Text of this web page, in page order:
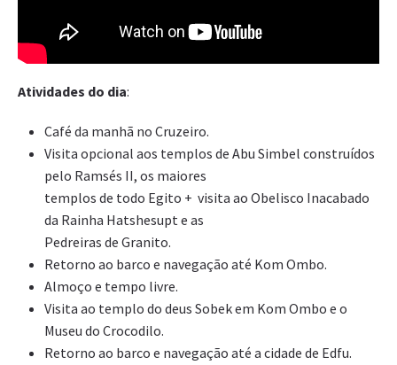
Atividades do dia:
Café da manhã no Cruzeiro.
Visita opcional aos templos de Abu Simbel construídos
pelo Ramsés II, os maiores
templos de todo Egito + visita ao Obelisco Inacabado
da Rainha Hatshesupt e as
Pedreiras de Granito.
Retorno ao barco e navegação até Kom Ombo.
Almoço e tempo livre.
Visita ao templo do deus Sobek em Kom Ombo e o
Museu do Crocodilo.
Retorno ao barco e navegação até a cidade de Edfu.